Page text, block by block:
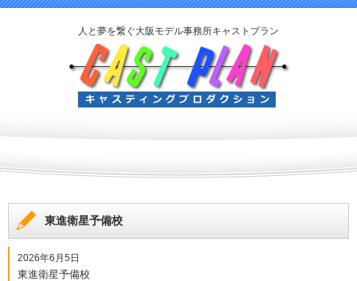
人と夢を繋ぐ大阪モデル事務所キャストプラン
東進衛星予備校
2026年6月5日
東進衛星予備校